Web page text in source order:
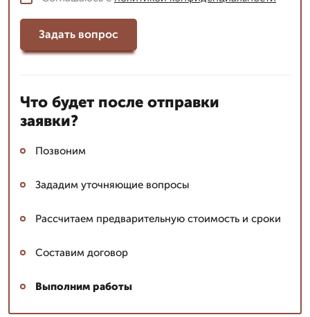
Задать вопрос
Что будет после отправки
заявки?
Позвоним
Зададим уточняющие вопросы
Рассчитаем предварительную стоимость и сроки
Составим договор
Выполним работы